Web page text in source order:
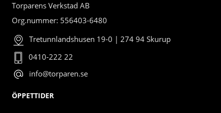
Torparens Verkstad AB
Org.nummer: 556403-6480
Tretunnlandshusen 19-0 | 274 94 Skurup
0410-222 22
info@torparen.se
ÖPPETTIDER